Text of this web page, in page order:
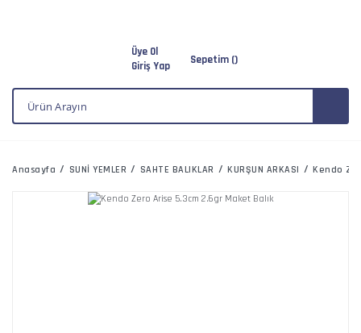
Üye Ol
Giriş Yap
Sepetim ()
Anasayfa SUNİ YEMLER SAHTE BALIKLAR KURŞUN ARKASI Kendo